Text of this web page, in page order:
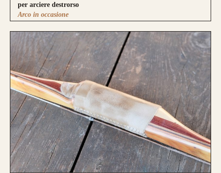
per arciere destrorso
Arco in occasione